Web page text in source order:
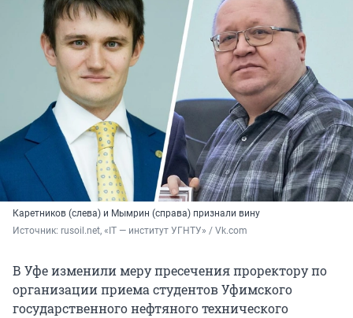
Каретников (слева) и Мымрин (справа) признали вину
Источник: rusoil.net, «IT — институт УГНТУ» / Vk.com
В Уфе изменили меру пресечения проректору по
организации приема студентов Уфимского
государственного нефтяного технического